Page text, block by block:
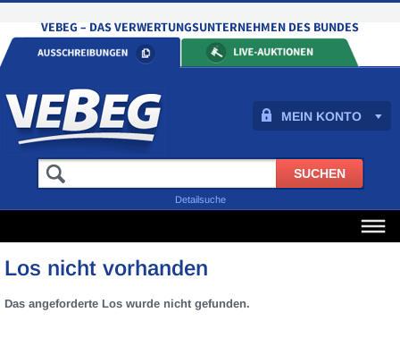
MEIN KONTO
Detailsuche
Los nicht vorhanden
Das angeforderte Los wurde nicht gefunden.